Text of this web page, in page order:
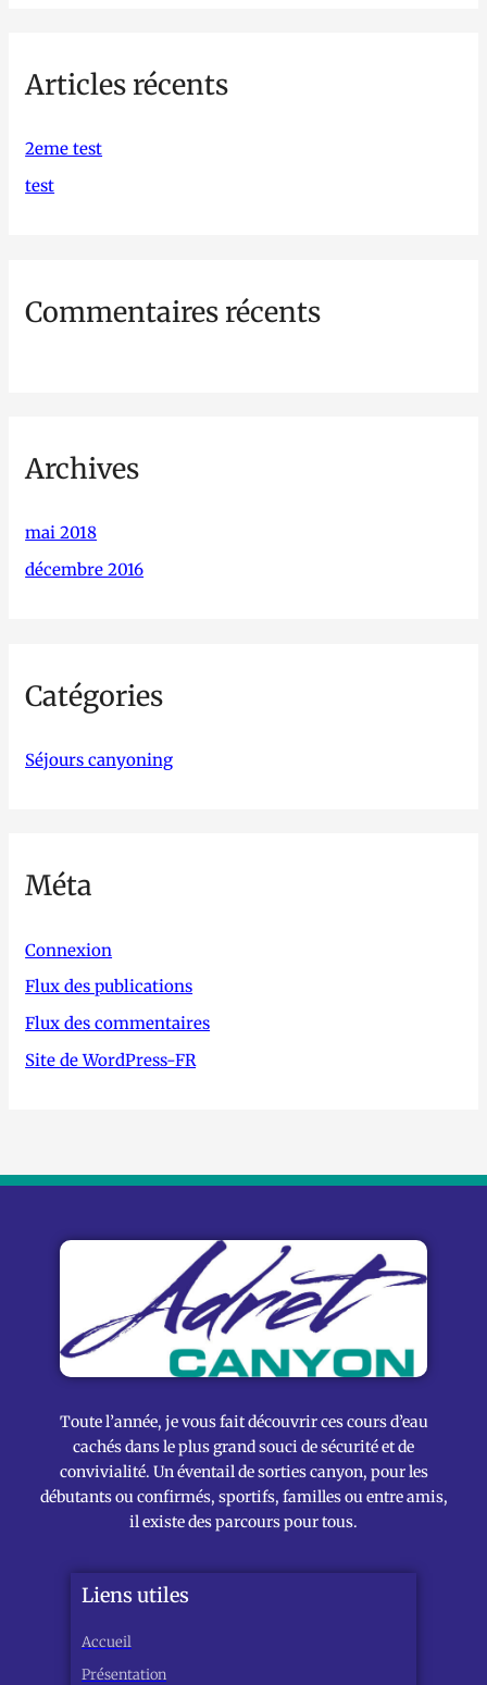
e
c
h
:
Articles récents
2eme test
test
Commentaires récents
Archives
mai 2018
décembre 2016
Catégories
Séjours canyoning
Méta
Connexion
Flux des publications
Flux des commentaires
Site de WordPress-FR
Toute l’année, je vous fait découvrir ces cours d’eau
cachés dans le plus grand souci de sécurité et de
convivialité. Un éventail de sorties canyon, pour les
débutants ou confirmés, sportifs, familles ou entre amis,
il existe des parcours pour tous.
Liens utiles
Accueil
Présentation